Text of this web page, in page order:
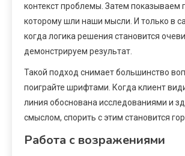
контекст проблемы. Затем показываем
которому шли наши мысли. И только в
когда логика решения становится
демонстрируем результат.
Такой подход снимает большинство
поиграйте шрифтами. Когда клиент
линия обоснована исследованиями и
смыслом, спорить с этим становится
Работа с возражениями